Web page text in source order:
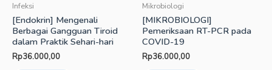
Infeksi
[Endokrin] Mengenali
Berbagai Gangguan Tiroid
dalam Praktik Sehari-hari
Rp36.000,00
Mikrobiologi
[MIKROBIOLOGI]
Pemeriksaan RT-PCR pada
COVID-19
Rp36.000,00